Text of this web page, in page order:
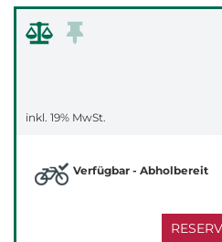
inkl. 19% MwSt.
Verfügbar - Abholbereit